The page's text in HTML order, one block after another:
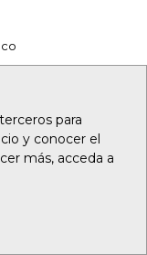
para
y conocer el
más, acceda a